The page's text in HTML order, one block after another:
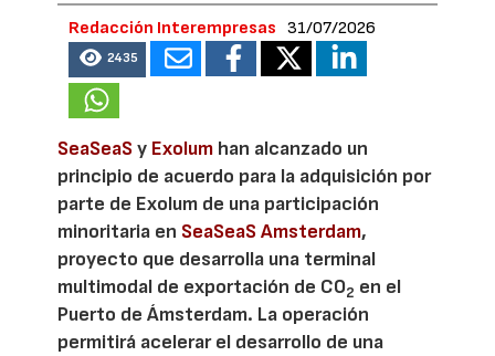
Redacción Interempresas 31/07/2026
2435
SeaSeaSy Exolum han alcanzado un
principio de acuerdo para la adquisición por
parte de Exolum de una participación
minoritaria en SeaSeaS Amsterdam,
proyecto que desarrolla una terminal
multimodal de exportación de CO2 en el
Puerto de Ámsterdam. La operación
permitirá acelerar el desarrollo de una